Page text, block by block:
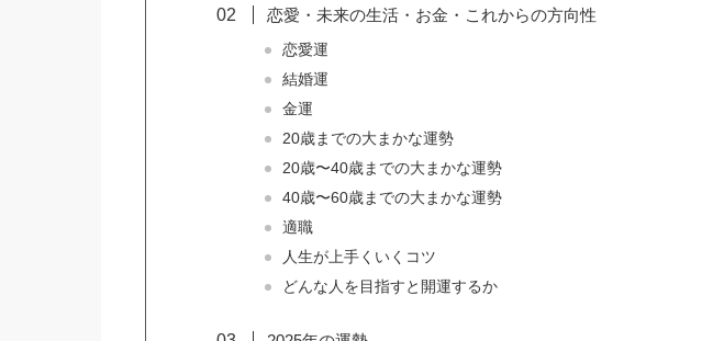
恋愛・未来の生活・お金・これからの方向性
恋愛運
結婚運
金運
20歳までの大まかな運勢
20歳〜40歳までの大まかな運勢
40歳〜60歳までの大まかな運勢
適職
人生が上手くいくコツ
どんな人を目指すと開運するか